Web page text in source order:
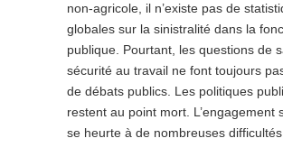
non-agricole, il n’existe pas de
globales sur la sinistralité dans la
publique. Pourtant, les questions de
sécurité au travail ne font toujours
de débats publics. Les politiques
restent au point mort. L’engagement
se heurte à de nombreuses difficultés.